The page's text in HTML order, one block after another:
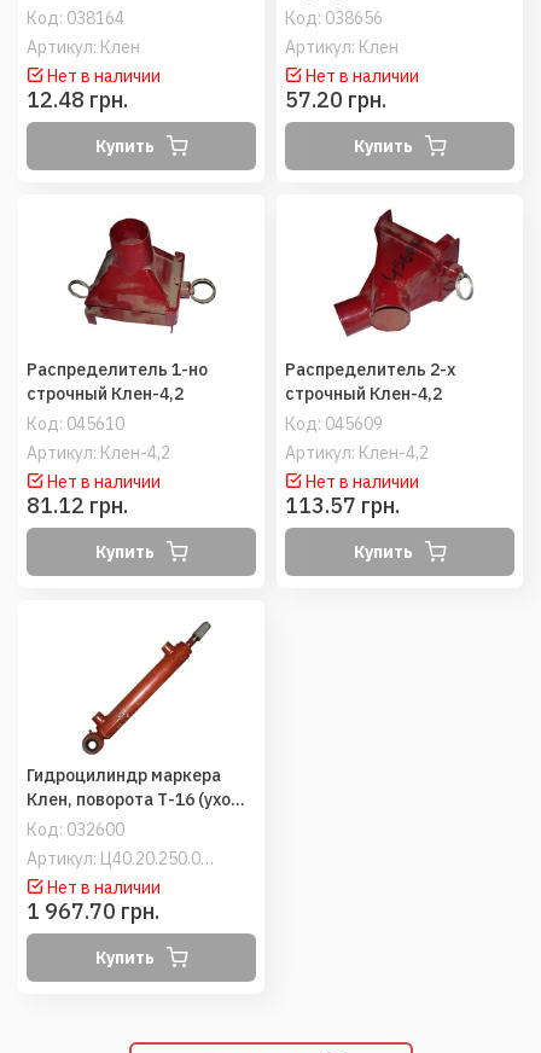
Код: 038164
Артикул: Клен
Нет в наличии
12.48 грн.
Купить
Код: 038656
Артикул: Клен
Нет в наличии
57.20 грн.
Купить
Код: 045610
Артикул: Клен-4,2
Распределитель 1-но
строчный Клен-4,2
Нет в наличии
81.12 грн.
Купить
Код: 045609
Артикул: Клен-4,2
Распределитель 2-х
строчный Клен-4,2
Нет в наличии
113.57 грн.
Купить
Код: 032600
Артикул: Ц40.20.250.02 (444)
Гидроцилиндр маркера
Клен, поворота Т-16 (ухо
20мм-шток резьба М20х1,5)
(ВЗТА)
Нет в наличии
1 967.70 грн.
Купить